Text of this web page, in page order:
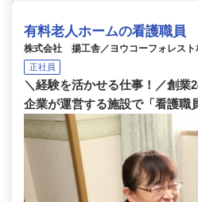
有料老人ホームの看護職員
株式会社 揚工舎／ヨウコーフォレスト
正社員
＼経験を活かせる仕事！／創業
企業が運営する施設で「看護職